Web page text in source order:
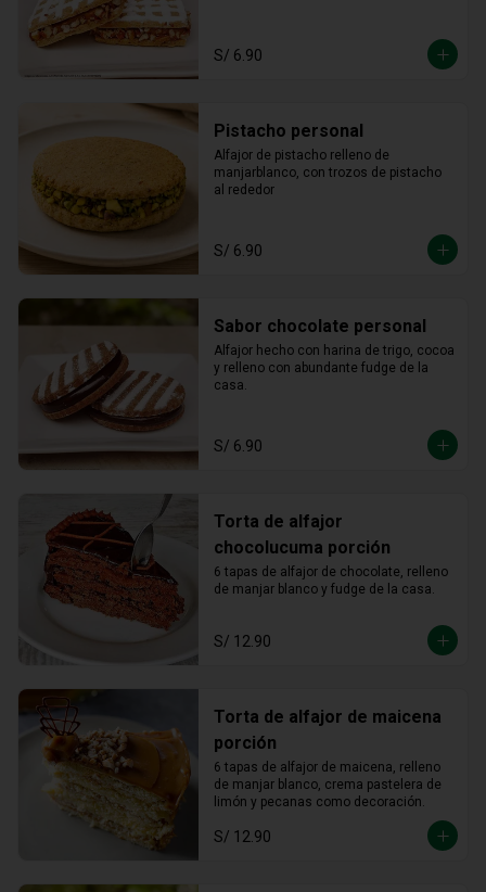
S/ 6.90
Pistacho personal
Alfajor de pistacho relleno de
manjarblanco, con trozos de pistacho
al rededor
S/ 6.90
Sabor chocolate personal
Alfajor hecho con harina de trigo, cocoa
y relleno con abundante fudge de la
casa.
S/ 6.90
Torta de alfajor
chocolucuma porción
6 tapas de alfajor de chocolate, relleno
de manjar blanco y fudge de la casa.
S/ 12.90
Torta de alfajor de maicena
porción
6 tapas de alfajor de maicena, relleno
de manjar blanco, crema pastelera de
limón y pecanas como decoración.
S/ 12.90